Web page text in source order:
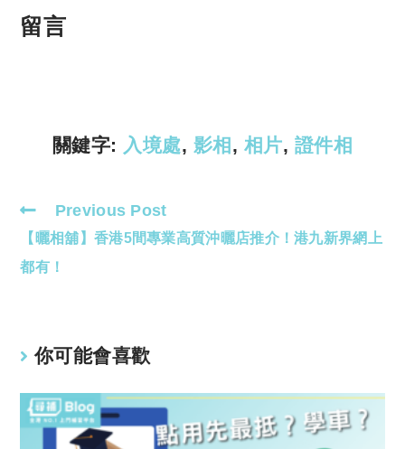
k
留言
關鍵字: 入境處, 影相 , 相片, 證件相
Read
more
articles
Previous Post
【曬相舖】香港5間專業高質沖曬店推介！港九新界網上
都有！
你可能會喜歡